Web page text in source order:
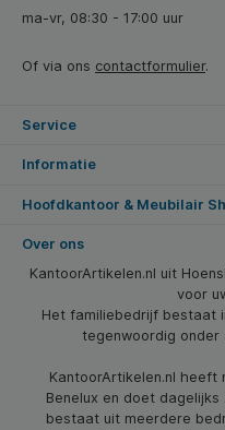
ma-vr, 08:30 - 17:00 uur
Of via ons contactformulier.
Service
Informatie
Hoofdkantoor & Meubilair
Over ons
KantoorArtikelen.nl uit
voor
Het familiebedrijf bestaat
tegenwoordig onder
KantoorArtikelen.nl heeft
Benelux en doet
bestaat uit meerdere